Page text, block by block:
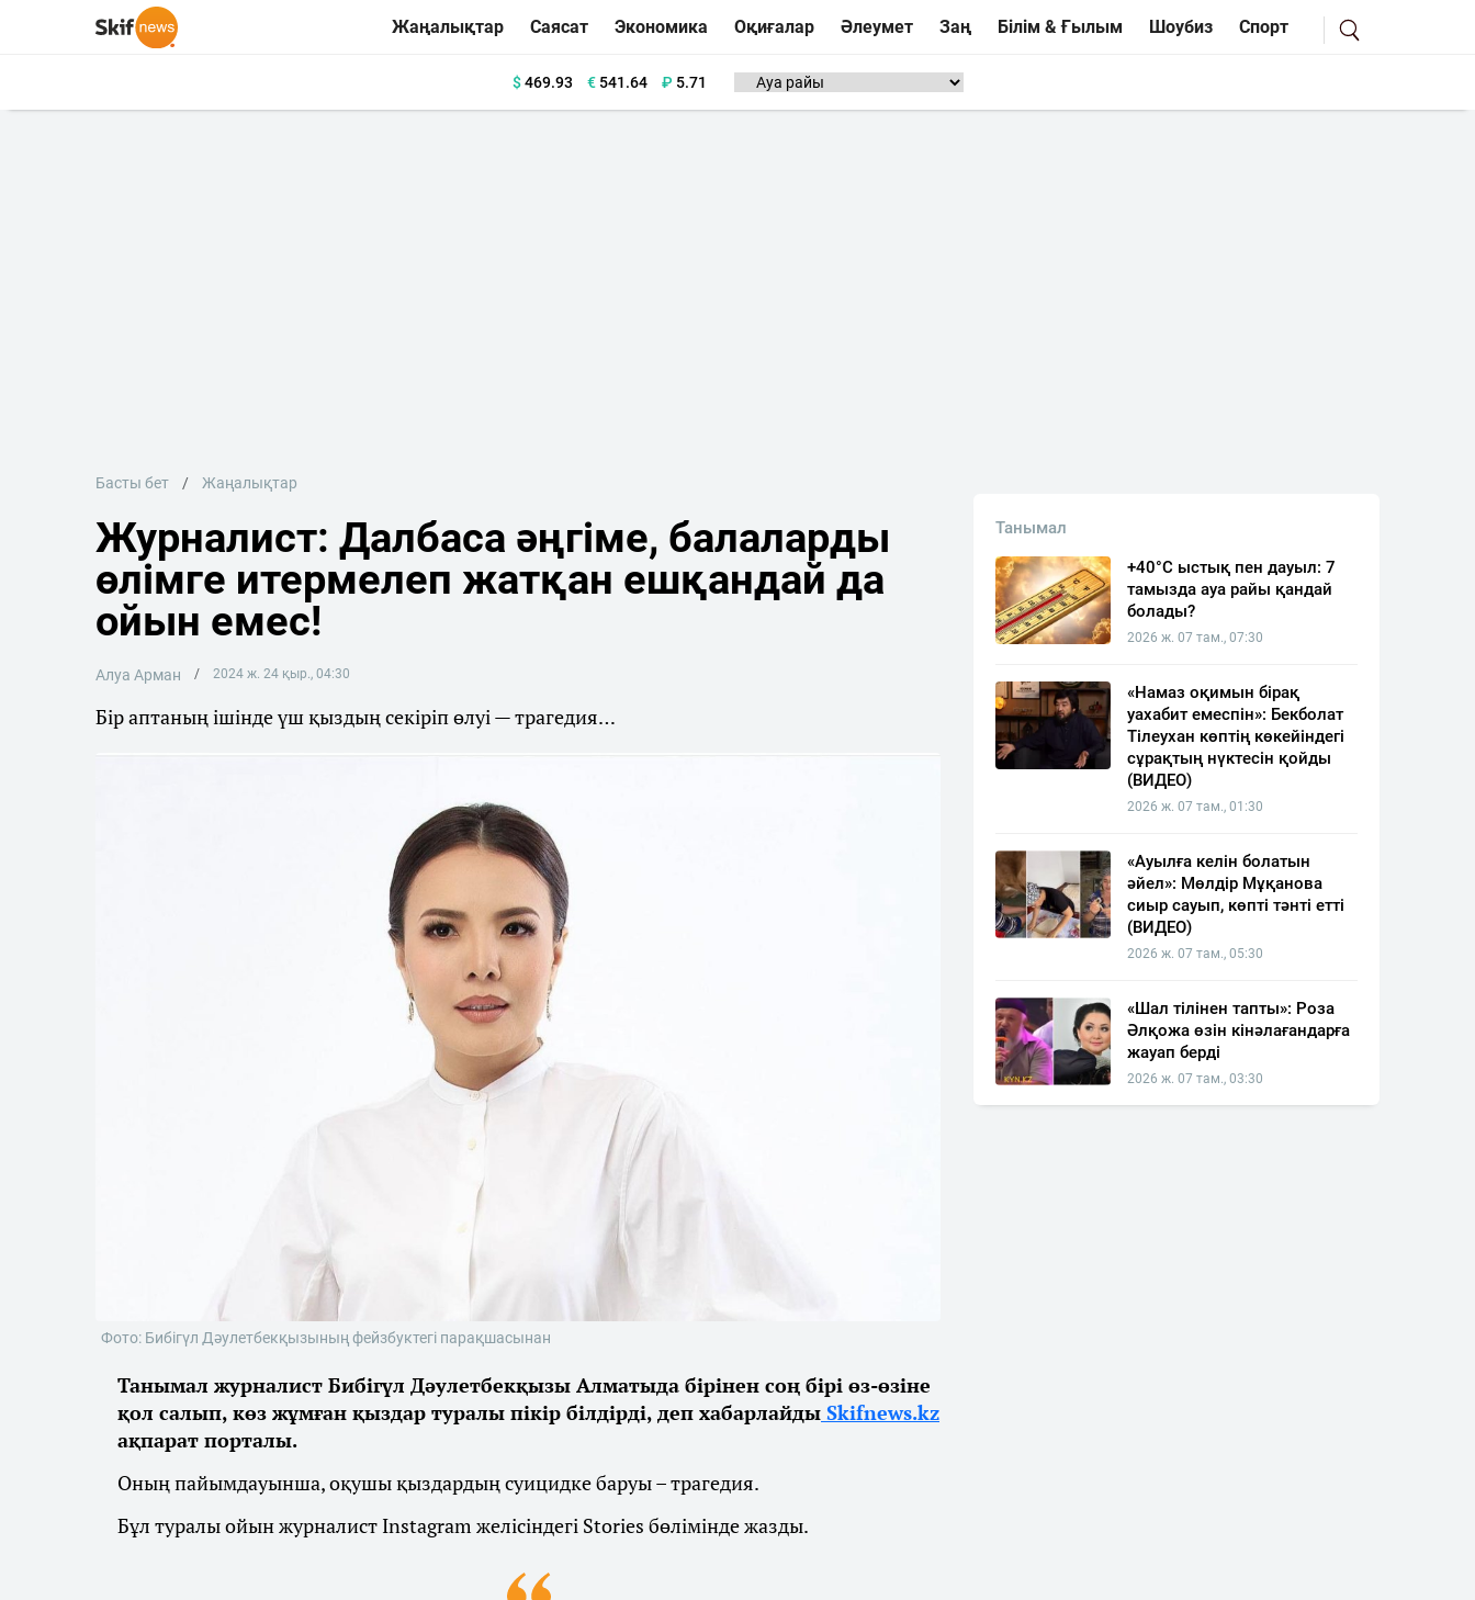
Жаңалықтар Саясат Экономика Оқиғалар Әлеумет Заң Білім & Ғылым Шоубиз Спорт
$469.93 €541.64 ₽ 5.71
Басты бет Жаңалықтар
Журналист: Далбаса әңгіме, балаларды
өлімге итермелеп жатқан ешқандай да
ойын емес!
Алуа Арман 2024 ж. 24 қыр., 04:30
Бір аптаның ішінде үш қыздың секіріп өлуі — трагедия…
Фото: Бибігүл Дәулетбекқызының фейзбуктегі парақшасынан
Танымал журналист Бибігүл Дәулетбекқызы Алматыда бірінен соң бірі өз-өзіне
қол салып, көз жұмған қыздар туралы пікір білдірді, деп хабарлайды Skifnews.kz
ақпарат порталы.
Оның пайымдауынша, оқушы қыздардың суицидке баруы – трагедия.
Бұл туралы ойын журналист Instagram желісіндегі Stories бөлімінде жазды.
Танымал
+40°C ыстық пен дауыл: 7
тамызда ауа райы қандай
болады?
2026 ж. 07 там., 07:30
«Намаз оқимын бірақ
уахабит емеспін»: Бекболат
Тілеухан көптің көкейіндегі
сұрақтың нүктесін қойды
(ВИДЕО)
2026 ж. 07 там., 01:30
«Ауылға келін болатын
әйел»: Мөлдір Мұқанова
сиыр сауып, көпті тәнті етті
(ВИДЕО)
2026 ж. 07 там., 05:30
«Шал тілінен тапты»: Роза
Әлқожа өзін кінәлағандарға
жауап берді
2026 ж. 07 там., 03:30